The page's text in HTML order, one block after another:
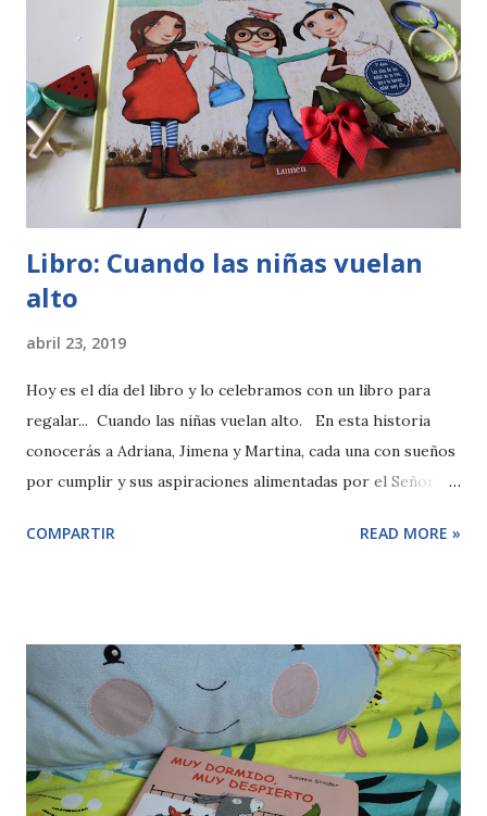
pero tratado desde el respeto y desde varios ámbitos. El
personaje de Vitori es maravilloso. 100% recomendable.
Alimentación Prebiótica Este año estamos llevando a cabo
cambios en nuestra alimentación y la alimentación
prebiótica siempre me ha llamado la atención. Te explica
como funciona nuestra flora como cuidarl...
Libro: Cuando las niñas vuelan
alto
abril 23, 2019
Hoy es el día del libro y lo celebramos con un libro para
regalar... Cuando las niñas vuelan alto. En esta historia
conocerás a Adriana, Jimena y Martina, cada una con sueños
por cumplir y sus aspiraciones alimentadas por el Señor
alas.
COMPARTIR READ MORE »